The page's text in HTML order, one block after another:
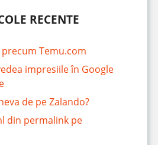
RECENTE
Temu.com
impresiile în Google
de pe Zalando?
din permalink pe